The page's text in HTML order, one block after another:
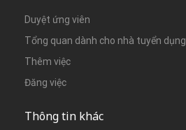
Duyệt ứng viên
Tổng quan dành cho nhà tuyển dụng
Thêm việc
Đăng việc
Thông tin khác